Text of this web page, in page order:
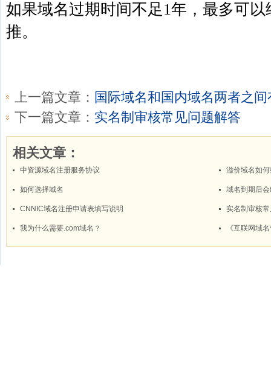
如果域名过期时间不足1年，最多可
推。
上一篇文章： 国际域名和国内域名两者之
下一篇文章： 实名制审核常见问题解答
相关文章：
中资源域名注册服务协议 溢价域名如
如何选择域名 域名到期后
CNNIC域名注册申请表填写说明 实名制审核
我为什么需要.com域名？ 《互联网域